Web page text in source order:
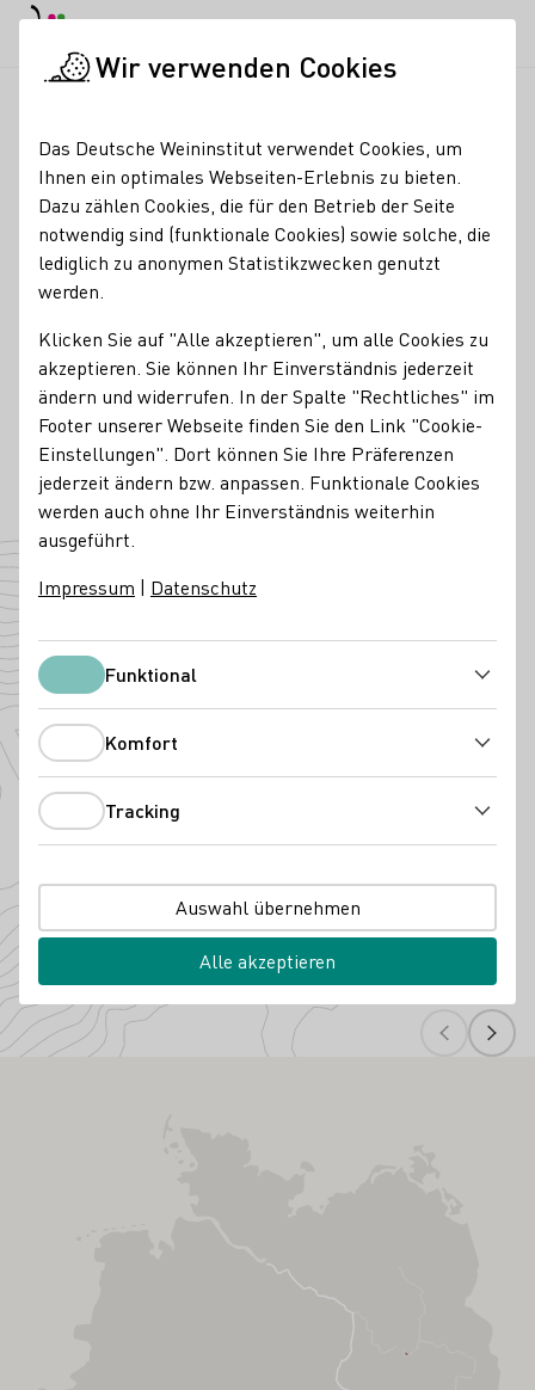
Weingut Schmitges
Mitgliedschaften
Bernkasteler Ring e.V. Riesling Weingüter
Kontakt
Weingut Schmitges
54492 Erden- Hauptstraße 24 Mosel
Deutschland
InstagramFacebookTelefonnummer
E-Mail-Adresse
Zur Website
Angebaute Rebsorten
Spätburgunder
Wir verwenden Cookies
Das Deutsche Weininstitut verwendet Cookies, um
Ihnen ein optimales Webseiten-Erlebnis zu bieten.
Dazu zählen Cookies, die für den Betrieb der Seite
notwendig sind (funktionale Cookies) sowie solche, die
lediglich zu anonymen Statistikzwecken genutzt
werden.
Klicken Sie auf "Alle akzeptieren", um alle Cookies zu
akzeptieren. Sie können Ihr Einverständnis jederzeit
ändern und widerrufen. In der Spalte "Rechtliches" im
Footer unserer Webseite finden Sie den Link "Cookie-
Einstellungen". Dort können Sie Ihre Präferenzen
jederzeit ändern bzw. anpassen. Funktionale Cookies
werden auch ohne Ihr Einverständnis weiterhin
ausgeführt.
Impressum | Datenschutz
FunktionalFunktional
Komfort
Tracking
Auswahl übernehmen
Alle akzeptieren